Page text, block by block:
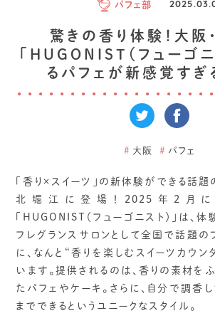
パフェ部
驚きの香り体験！大阪
「HUGONIST（フューゴニ
るパフェが新感覚すぎ
# 大阪 # パフェ
「香り×スイーツ」の新体験ができる話題
北堀江に登場！2025年2月に
「HUGONIST（フューゴニスト）」は、
フレグランスサロンとして全国で話題の
に、なんと“香りを楽しむスイーツカウ
います。提供されるのは、香りの素材を
たパフェやケーキ。さらに、自分で調香
までできるというユニークなスタイル。